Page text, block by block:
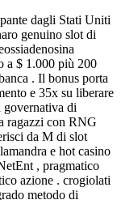
dagli Stati Uniti
genuino slot di
a $ 1.000 più 200
. Il bonus porta
e 35x su liberare
di
ragazzi con RNG
da M di slot
e hot casino
, pragmatico
azione . crogiolati
metodo di